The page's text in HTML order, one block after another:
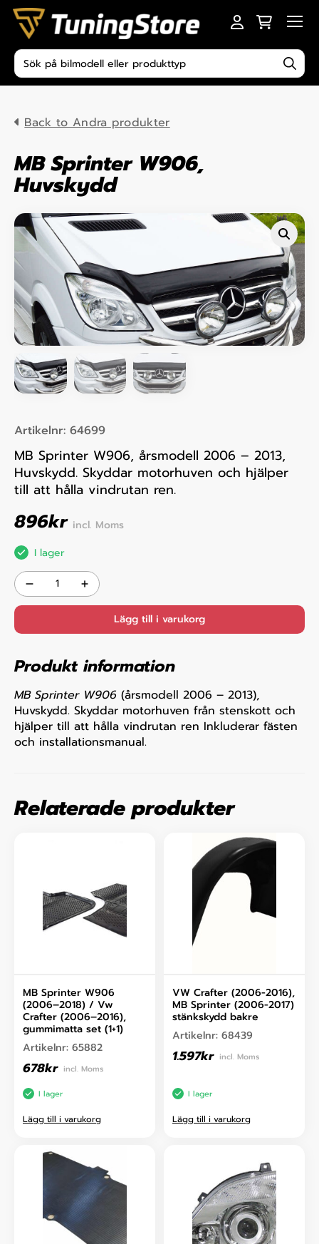
Skip to content
Produktsökning
Back to Andra produkter
MB Sprinter W906,
Huvskydd
Artikelnr: 64699
MB Sprinter W906, årsmodell 2006 – 2013,
Huvskydd. Skyddar motorhuven och hjälper
till att hålla vindrutan ren.
896kr incl. Moms
I lager
Lägg till i varukorg
Produkt information
MB Sprinter W906 (årsmodell 2006 – 2013),
Huvskydd. Skyddar motorhuven från stenskott och
hjälper till att hålla vindrutan ren Inkluderar fästen
och installationsmanual.
Relaterade produkter
MB Sprinter W906
(2006–2018) / Vw
Crafter (2006–2016),
gummimatta set (1+1)
Artikelnr: 65882
678kr incl. Moms
I lager
Lägg till i varukorg
VW Crafter (2006-2016),
MB Sprinter (2006-2017)
stänkskydd bakre
Artikelnr: 68439
1.597kr incl. Moms
I lager
Lägg till i varukorg